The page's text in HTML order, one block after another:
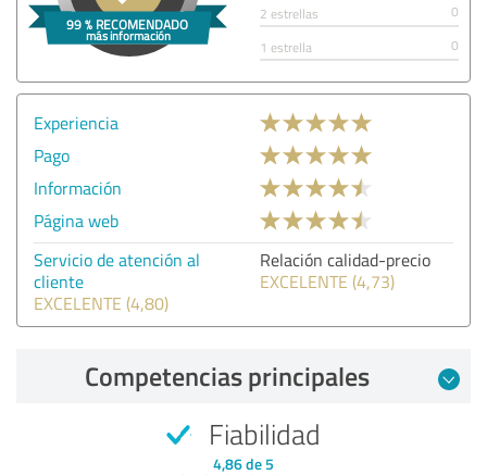
2 estrellas
0
1 estrella
0
Experiencia
Pago
Información
Página web
Servicio de atención al
cliente
EXCELENTE (4,80)
Relación calidad-precio
EXCELENTE (4,73)
Competencias principales
Fiabilidad
4,86 de 5